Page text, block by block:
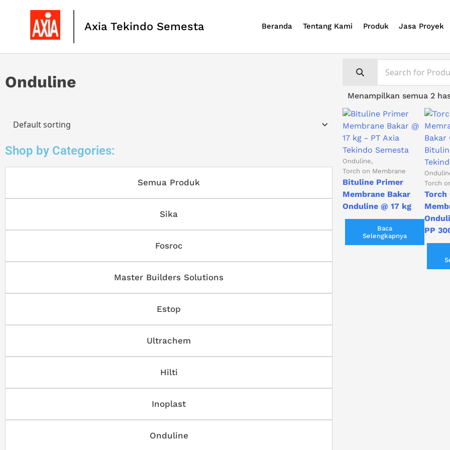
Axia Tekindo Semesta Beranda Tentang Kami Produk Jasa Proyek
Onduline
Shop by Categories:
Semua Produk
Sika
Fosroc
Master Builders Solutions
Estop
Ultrachem
Hilti
Inoplast
Onduline
Menampilkan semua 2
Onduline
Torch on Membrane
Bituline Primer
Membrane Bakar
Onduline @ 17 kg
Baca
Selengkapnya
Torch
Torch
PP